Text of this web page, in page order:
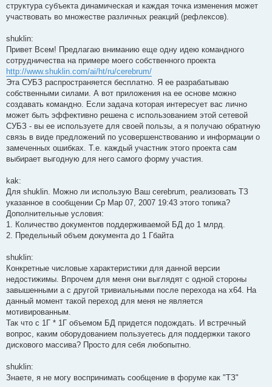
структура субъекта динамическая и каждая точка изменения может
участвовать во множестве различных реакций (рефлексов).
shuklin:
Привет Всем! Предлагаю вниманию еще одну идею командного
сотрудничества на примере моего собственного проекта
http://www.shuklin.com/ai/ht/ru/cerebrum/
Эта СУБЗ распространяется бесплатно. Я ее разрабатываю
собственными силами. А вот приложения на ее основе можно
создавать командно. Если задача которая интересует вас лично
может быть эффективно решена с использованием этой сетевой
СУБЗ - вы ее используете для своей пользы, а я получаю обратную
связь в виде предложений по усовершенствованию и информации о
замеченных ошибках. Т.е. каждый участник этого проекта сам
выбирает выгодную для него самого форму участия.
kak:
Для shuklin. Можно ли использую Ваш cerebrum, реализовать ТЗ
указанное в сообщении Ср Мар 07, 2007 19:43 этого топика?
Дополнительные условия:
1. Количество документов поддерживаемой БД до 1 млрд.
2. Предельный объем документа до 1 Гбайта
shuklin:
Конкретные числовые характеристики для данной версии
недостижимы. Впрочем для меня они выглядят с одной стороны
завышенными а с другой тривиальными после перехода на x64. На
данный момент такой переход для меня не является
мотивированным.
Так что с 1Г * 1Г объемом БД придется подождать. И встречный
вопрос, каким оборудованием пользуетесь для поддержки такого
дискового массива? Просто для себя любопытно.
shuklin:
Знаете, я не могу воспринимать сообщение в форуме как "ТЗ"